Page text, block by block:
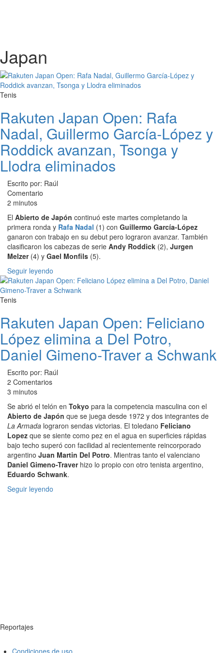
Japan
Tenis
Rakuten Japan Open: Rafa
Nadal, Guillermo García-López y
Roddick avanzan, Tsonga y
Llodra eliminados
Escrito por: Raúl
Comentario
2 minutos
El Abierto de Japón continuó este martes completando la
primera ronda y Rafa Nadal (1) con Guillermo García-López
ganaron con trabajo en su debut pero lograron avanzar. También
clasificaron los cabezas de serie Andy Roddick (2), Jurgen
Melzer (4) y Gael Monfils (5).
Seguir leyendo
Tenis
Rakuten Japan Open: Feliciano
López elimina a Del Potro,
Daniel Gimeno-Traver a Schwank
Escrito por: Raúl
2 Comentarios
3 minutos
Se abrió el telón en Tokyo para la competencia masculina con el
Abierto de Japón que se juega desde 1972 y dos integrantes de
La Armada lograron sendas victorias. El toledano Feliciano
Lopez que se siente como pez en el agua en superficies rápidas
bajo techo superó con facilidad al recientemente reincorporado
argentino Juan Martin Del Potro. Mientras tanto el valenciano
Daniel Gimeno-Traver hizo lo propio con otro tenista argentino,
Eduardo Schwank.
Seguir leyendo
Reportajes
Condiciones de uso